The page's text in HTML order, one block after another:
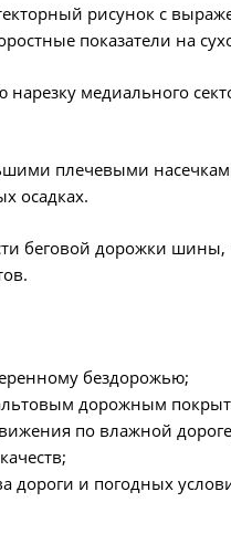
рисунок с
показатели на
медиального
плечевыми
осадках.
беговой дорожки
бездорожью;
дорожным
по влажной
дороги и погодных